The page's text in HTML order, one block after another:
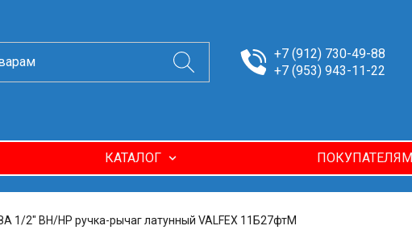
КАТАЛОГ ПОКУПАТЕЛЯМ
+7 (912) 730-49-88
+7 (953) 943-11-22
1/2" ВН/НР ручка-рычаг латунный VALFEX 11Б27фтМ